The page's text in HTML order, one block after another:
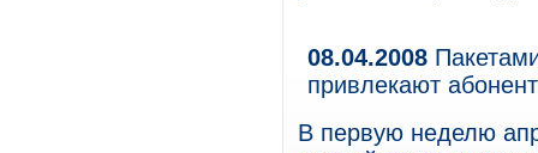
08.04.2008
привлекают
В первую неделю